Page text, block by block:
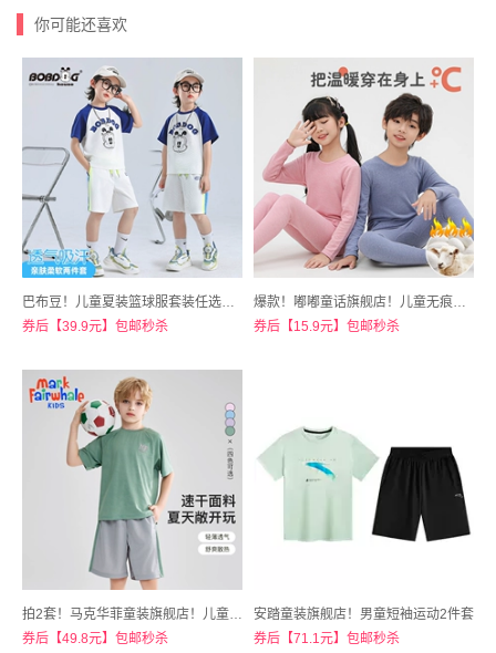
你可能还喜欢
巴布豆！儿童夏装篮球服套装任选②件
券后【39.9元】包邮秒杀
爆款！嘟嘟童话旗舰店！儿童无痕德容保暖衣套装
券后【15.9元】包邮秒杀
拍2套！马克华菲童装旗舰店！儿童休闲运动套装
券后【49.8元】包邮秒杀
安踏童装旗舰店！男童短袖运动2件套
券后【71.1元】包邮秒杀